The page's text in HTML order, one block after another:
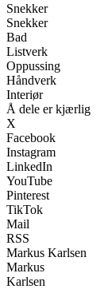
Snekker
Snekker
Bad
Listverk
Oppussing
Håndverk
Interiør
Å dele er kjærlig
X
Facebook
Instagram
LinkedIn
YouTube
Pinterest
TikTok
Mail
RSS
Markus Karlsen
Markus
Karlsen